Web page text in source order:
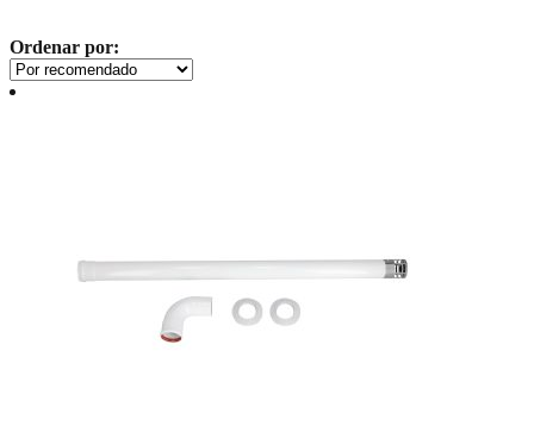
Ordenar por: